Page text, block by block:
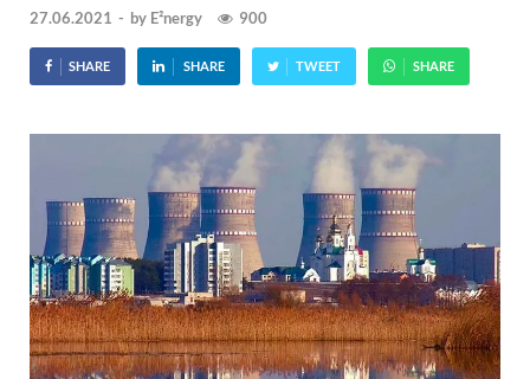
27.06.2021 - by E²nergy 900
SHARE SHARE TWEET SHARE